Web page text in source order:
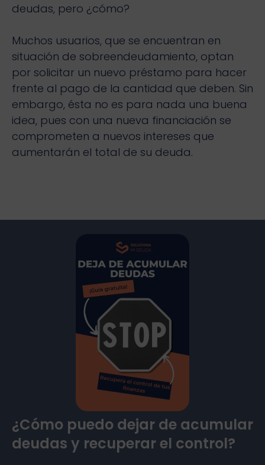
deudas, pero ¿cómo?
Muchos usuarios, que se encuentran en
situación de sobreendeudamiento, optan
por solicitar un nuevo préstamo para hacer
frente al pago de la cantidad que deben. Sin
embargo, ésta no es para nada una buena
idea, pues con una nueva financiación se
comprometen a nuevos intereses que
aumentarán el total de su deuda.
¿Cómo puedo dejar de acumular
deudas y recuperar el control?